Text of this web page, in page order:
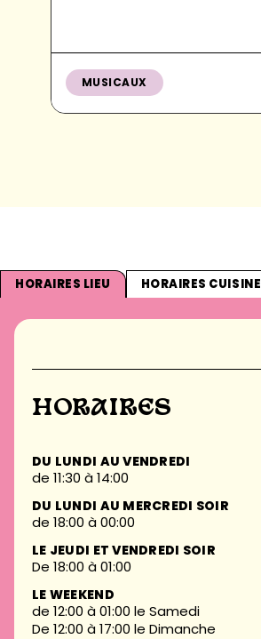
MUSICAUX
HORAIRES LIEU HORAIRES CUISINE
HORAIRES
DU LUNDI AU VENDREDI
de 11:30 à 14:00
DU LUNDI AU MERCREDI SOIR
de 18:00 à 00:00
LE JEUDI ET VENDREDI SOIR
De 18:00 à 01:00
LE WEEKEND
de 12:00 à 01:00 le Samedi
De 12:00 à 17:00 le Dimanche